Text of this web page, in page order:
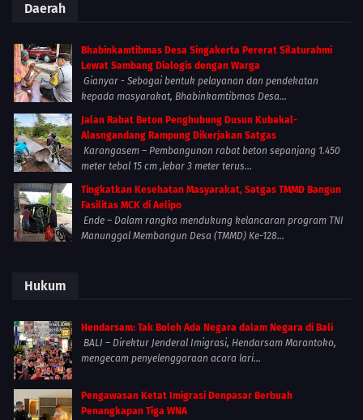
Daerah
Bhabinkamtibmas Desa Singakerta Pererat Silaturahmi
Lewat Sambang Dialogis dengan Warga
Gianyar - Sebagai bentuk pelayanan dan pendekatan
kepada masyarakat, Bhabinkamtibmas Desa...
Jalan Rabat Beton Penghubung Dusun Kubakal-
Alasngandang Rampung Dikerjakan Satgas
Karangasem – Pembangunan rabat beton sepanjang 1.450
meter tebal 15 cm ,lebar 3 meter terus...
Tingkatkan Kesehatan Masyarakat, Satgas TMMD Bangun
Fasilitas MCK di Aelipo
Ende – Dalam rangka mendukung kelancaran program TNI
Manunggal Membangun Desa (TMMD) Ke-128...
Hukum
Hendarsam: Tak Boleh Ada Negara dalam Negara di Bali
BALI – Direktur Jenderal Imigrasi, Hendarsam Marantoko,
mengecam penyelenggaraan acara lari...
Pengawasan Ketat Imigrasi Denpasar Berbuah
Penangkapan Tiga WNA